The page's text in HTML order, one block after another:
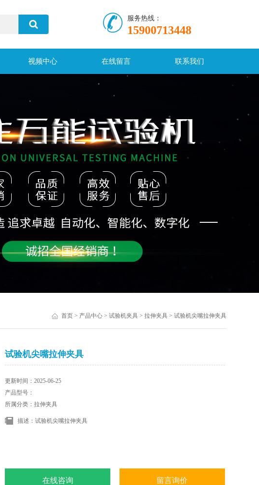
服务热线：
15900713448
视频中心 在线留言 联系我们
首页> 产品中心> 试验机夹具> 拉伸夹具> 试验机尖嘴拉伸夹具
试验机尖嘴拉伸夹具
更新时间：2025-06-25
产品型号：
所属分类：拉伸夹具
描述：试验机尖嘴拉伸夹具
在线咨询 留言询价